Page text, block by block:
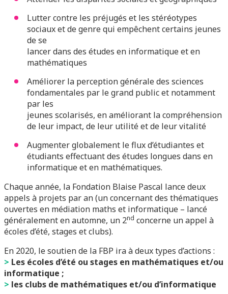
Lutter contre les préjugés et les stéréotypes
sociaux et de genre qui empêchent certains jeunes
de se
lancer dans des études en informatique et en
mathématiques
Améliorer la perception générale des sciences
fondamentales par le grand public et notamment
par les
jeunes scolarisés, en améliorant la compréhension
de leur impact, de leur utilité et de leur vitalité
Augmenter globalement le flux d’étudiantes et
étudiants effectuant des études longues dans en
informatique et en mathématiques.
Chaque année, la Fondation Blaise Pascal lance deux
appels à projets par an (un concernant des thématiques
ouvertes en médiation maths et informatique – lancé
généralement en automne, un 2nd concerne un appel à
écoles d’été, stages et clubs).
En 2020, le soutien de la FBP ira à deux types d’actions :
> Les écoles d’été ou stages en mathématiques et/ou
informatique ;
> les clubs de mathématiques et/ou d’informatique